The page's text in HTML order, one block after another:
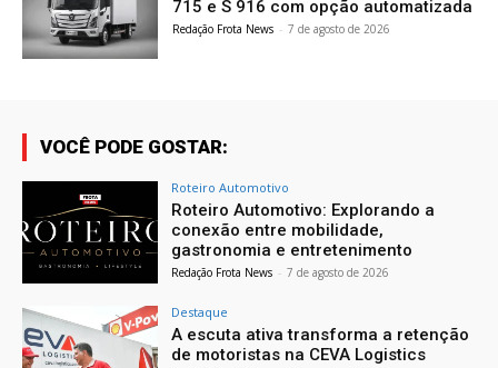
715 e S 916 com opção automatizada
Redação Frota News - 7 de agosto de 2026
VOCÊ PODE GOSTAR:
Roteiro Automotivo
Roteiro Automotivo: Explorando a
conexão entre mobilidade,
gastronomia e entretenimento
Redação Frota News - 7 de agosto de 2026
Destaque
A escuta ativa transforma a retenção
de motoristas na CEVA Logistics